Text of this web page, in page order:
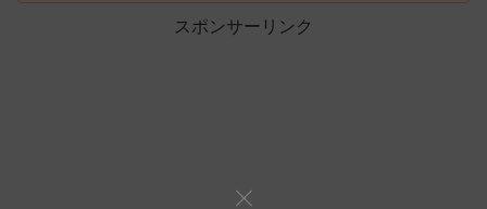
スポンサーリンク